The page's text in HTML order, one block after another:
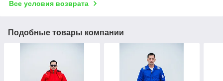
Все условия возврата
Подобные товары компании